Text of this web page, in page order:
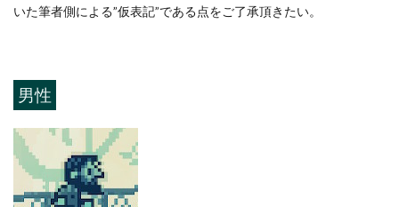
いた筆者側による”仮表記”である点をご了承頂きたい。
男性